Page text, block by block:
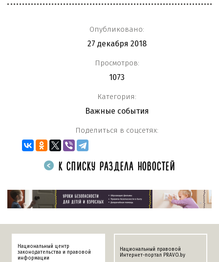
Опубликовано:
27 декабря 2018
Просмотров:
1073
Категория:
Важные события
Поделиться в соцсетях:
К СПИСКУ РАЗДЕЛА НОВОСТЕЙ
Национальный центр
законодательства и правовой
информации
Национальный правовой
Интернет-портал PRAVO.by